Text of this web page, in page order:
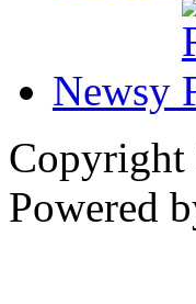
Newsy
Copyright
Powered